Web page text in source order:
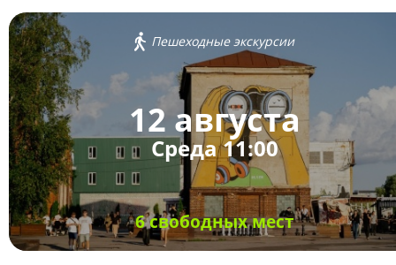
Пешеходные экскурсии
12 августа
Среда 11:00
6 свободных мест